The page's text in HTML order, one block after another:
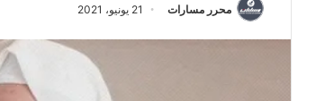
محرر مسارات 21 يونيو، 2021